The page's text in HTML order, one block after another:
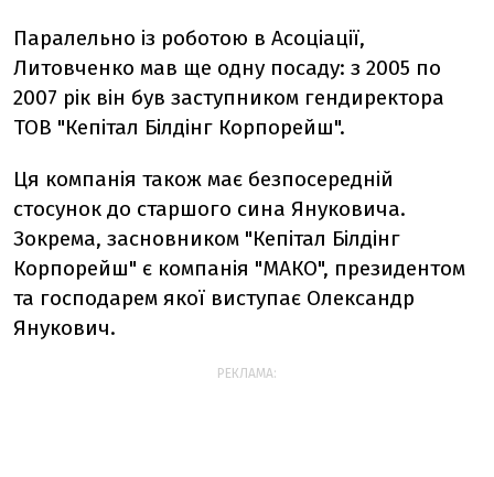
Паралельно із роботою в Асоціації,
Литовченко мав ще одну посаду: з 2005 по
2007 рік він був заступником гендиректора
ТОВ "Кепітал Білдінг Корпорейш".
Ця компанія також має безпосередній
стосунок до старшого сина Януковича.
Зокрема, засновником "Кепітал Білдінг
Корпорейш" є компанія "МАКО", президентом
та господарем якої виступає Олександр
Янукович.
РЕКЛАМА: